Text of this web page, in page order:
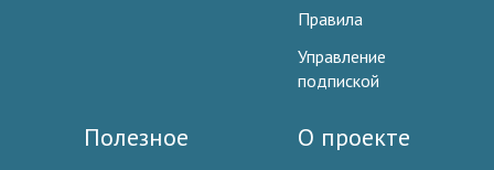
Правила
Управление
подпиской
Полезное О проекте